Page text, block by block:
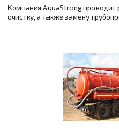
Компания AquaStrong проводит
очистку, а также замену